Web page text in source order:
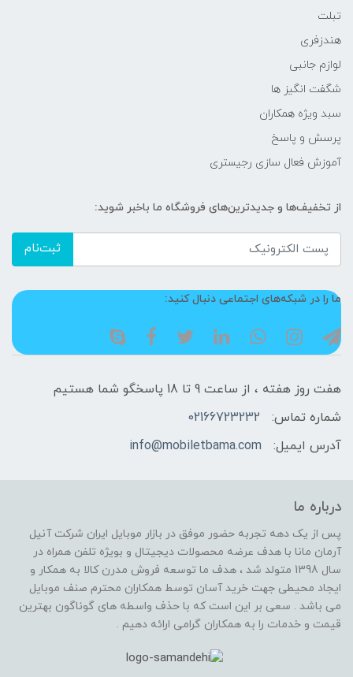
تبلت
هندزفری
لوازم جانبی
شگفت انگیز ها
سبد ویژه همکاران
پرسش و پاسخ
آموزش فعال سازی رجیستری
از تخفیف‌ها و جدیدترین‌های فروشگاه ما باخبر شوید:
ثبت‌نام
ما را در شبکه‌های اجتماعی دنبال کنید:
هفت روز هفته ، از ساعت 9 تا 18 پاسخگو شما هستیم
شماره تماس:
02166723232
آدرس ایمیل:
info@mobiletbama.com
درباره ما
پس از یک دهه تجربه حضور موفق در بازار موبایل ایران شرکت آنیل
آرمان مانا با هدف عرضه محصولات دیجیتال و بویژه تلفن همراه در
سال 1398 متولد شد ، هدف ما توسعه فروش مدرن کالا به همکار و
ایجاد محیطی جهت خرید آسان توسط همکاران محترم صنف موبایل
می باشد . سعی بر این است که با حذف واسطه های گوناگون بهترین
قیمت و خدمات را به همکاران گرامی ارائه دهیم .